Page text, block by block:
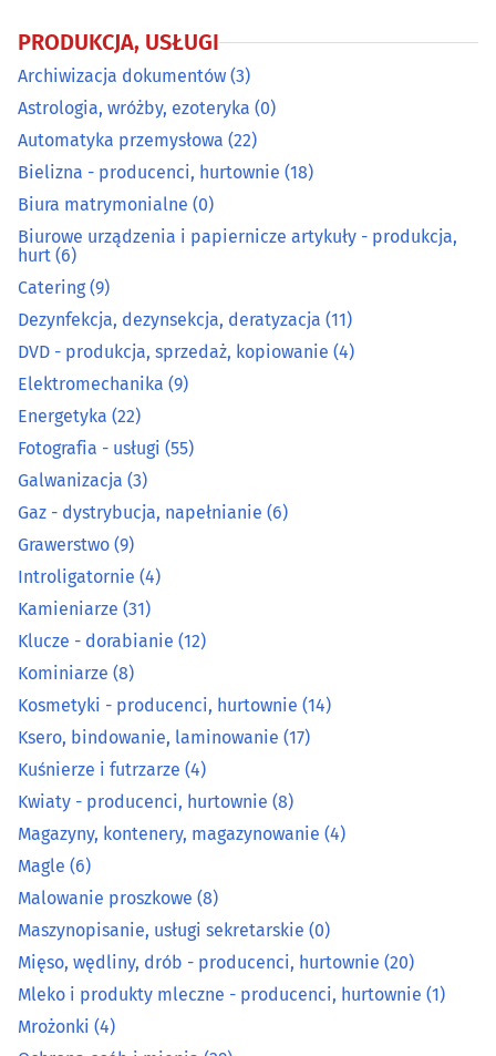
Energetyka(22)
Fotografia - usługi(55)
Galwanizacja(3)
Grawerstwo
Introligatornie (4)
Kamieniarze(31)
Klucze - dorabianie(12)
Kominiarze(8)
Ksero, bindowanie, laminowanie
Kuśnierze i futrzarze
Kwiaty - producenci, hurtownie(8)
Magazyny, kontenery, magazynowanie
Magle(6)
Malowanie proszkowe (8)
Maszynopisanie, usługi sekretarskie(0)
Mięso, wędliny, drób - producenci, hurtownie
PRODUKCJA, USŁUGI
Archiwizacja dokumentów (3)
Astrologia, wróżby, ezoteryka (0)
Automatyka przemysłowa (22)
Bielizna - producenci, hurtownie (18)
Biura matrymonialne (0)
Biurowe urządzenia i papiernicze artykuły - produkcja,
hurt (6)
Catering(9)
Dezynfekcja, dezynsekcja, deratyzacja (11)
DVD - produkcja, sprzedaż, kopiowanie (4)
Elektromechanika (9)
Energetyka (22)
Fotografia - usługi (55)
Galwanizacja (3)
Gaz - dystrybucja, napełnianie (6)
Grawerstwo (9)
Introligatornie (4)
Kamieniarze (31)
Klucze - dorabianie (12)
Kominiarze (8)
Kosmetyki - producenci, hurtownie (14)
Ksero, bindowanie, laminowanie (17)
Kuśnierze i futrzarze (4)
Kwiaty - producenci, hurtownie (8)
Magazyny, kontenery, magazynowanie (4)
Magle (6)
Malowanie proszkowe (8)
Maszynopisanie, usługi sekretarskie (0)
Mięso, wędliny, drób - producenci, hurtownie (20)
Mleko i produkty mleczne - producenci, hurtownie (1)
Mrożonki (4)